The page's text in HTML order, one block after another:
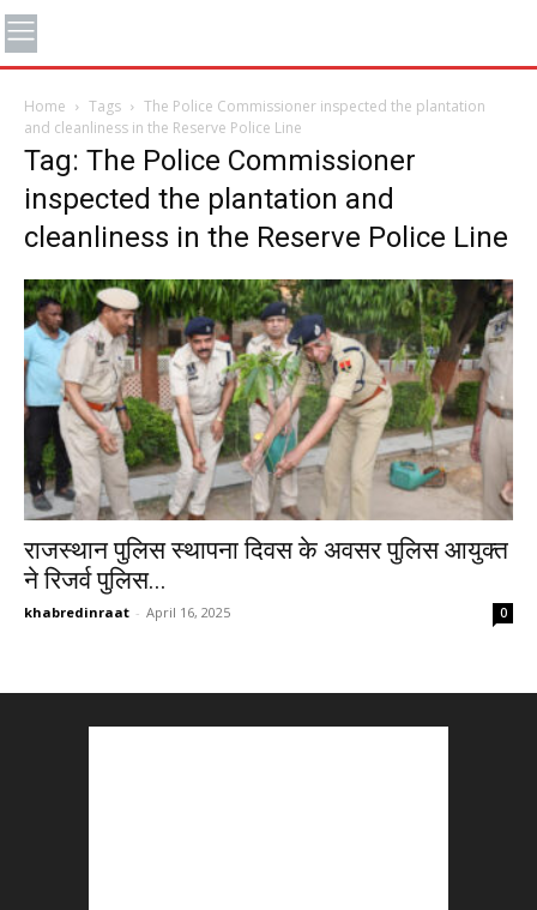
Home Tags
The Police Commissioner inspected the plantation
and cleanliness in the Reserve Police Line
Tag: The Police Commissioner
inspected the plantation and
cleanliness in the Reserve Police Line
राजस्थान पुलिस स्थापना दिवस के अवसर पुलिस आयुक्त
ने रिजर्व पुलिस...
khabredinraat - April 16, 2025 0